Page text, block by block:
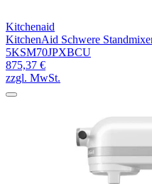
Kitchenaid
KitchenAid Schwere
5KSM70JPXBCU
875,37 €
zzgl. MwSt.